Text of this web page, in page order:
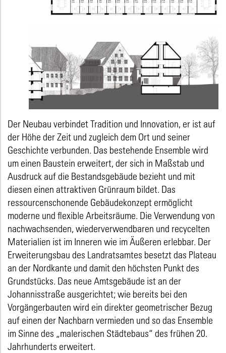
Der Neubau verbindet Tradition und Innovation, er ist auf
der Höhe der Zeit und zugleich dem Ort und seiner
Geschichte verbunden. Das bestehende Ensemble wird
um einen Baustein erweitert, der sich in Maßstab und
Ausdruck auf die Bestandsgebäude bezieht und mit
diesen einen attraktiven Grünraum bildet. Das
ressourcenschonende Gebäudekonzept ermöglicht
moderne und flexible Arbeitsräume. Die Verwendung von
nachwachsenden, wiederverwendbaren und recycelten
Materialien ist im Inneren wie im Äußeren erlebbar. Der
Erweiterungsbau des Landratsamtes besetzt das Plateau
an der Nordkante und damit den höchsten Punkt des
Grundstücks. Das neue Amtsgebäude ist an der
Johannisstraße ausgerichtet; wie bereits bei den
Vorgängerbauten wird ein direkter geometrischer Bezug
auf einen der Nachbarn vermieden und so das Ensemble
im Sinne des „malerischen Städtebaus“ des frühen 20.
Jahrhunderts erweitert.